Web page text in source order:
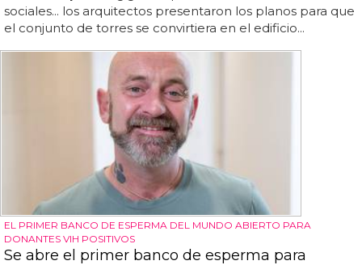
sociales... los arquitectos presentaron los planos para que
el conjunto de torres se convirtiera en el edificio...
EL PRIMER BANCO DE ESPERMA DEL MUNDO ABIERTO PARA
DONANTES VIH POSITIVOS
Se abre el primer banco de esperma para